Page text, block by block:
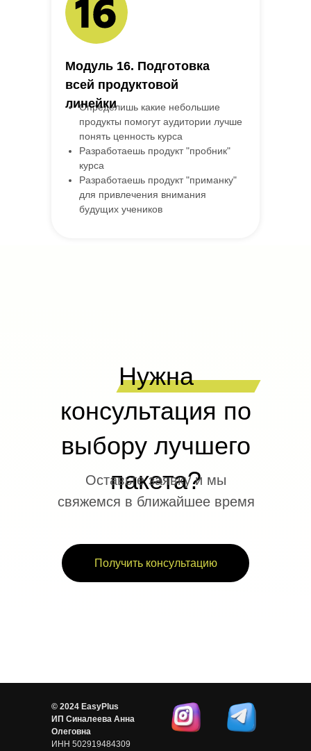
Определишь какие небольшие
продукты помогут аудитории лучше
понять ценность курса
Разработаешь продукт "пробник"
курса
Разработаешь продукт "приманку"
для привлечения внимания
будущих учеников
Модуль 16. Подготовка
всей продуктовой
линейки
Нужна
консультация по
выбору лучшего
пакета?
Оставьте заявку и мы
свяжемся в ближайшее время
Получить консультацию
© 2024 EasyPlus
ИП Синалеева Анна
Олеговна
ИНН 502919484309